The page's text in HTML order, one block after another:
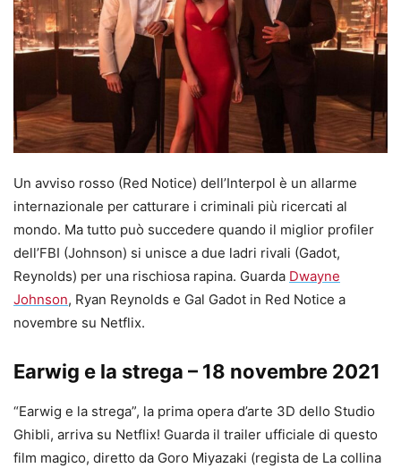
Un avviso rosso (Red Notice) dell’Interpol è un allarme
internazionale per catturare i criminali più ricercati al
mondo. Ma tutto può succedere quando il miglior profiler
dell’FBI (Johnson) si unisce a due ladri rivali (Gadot,
Reynolds) per una rischiosa rapina. Guarda Dwayne
Johnson, Ryan Reynolds e Gal Gadot in Red Notice a
novembre su Netflix.
Earwig e la strega – 18 novembre 2021
“Earwig e la strega”, la prima opera d’arte 3D dello Studio
Ghibli, arriva su Netflix! Guarda il trailer ufficiale di questo
film magico, diretto da Goro Miyazaki (regista de La collina